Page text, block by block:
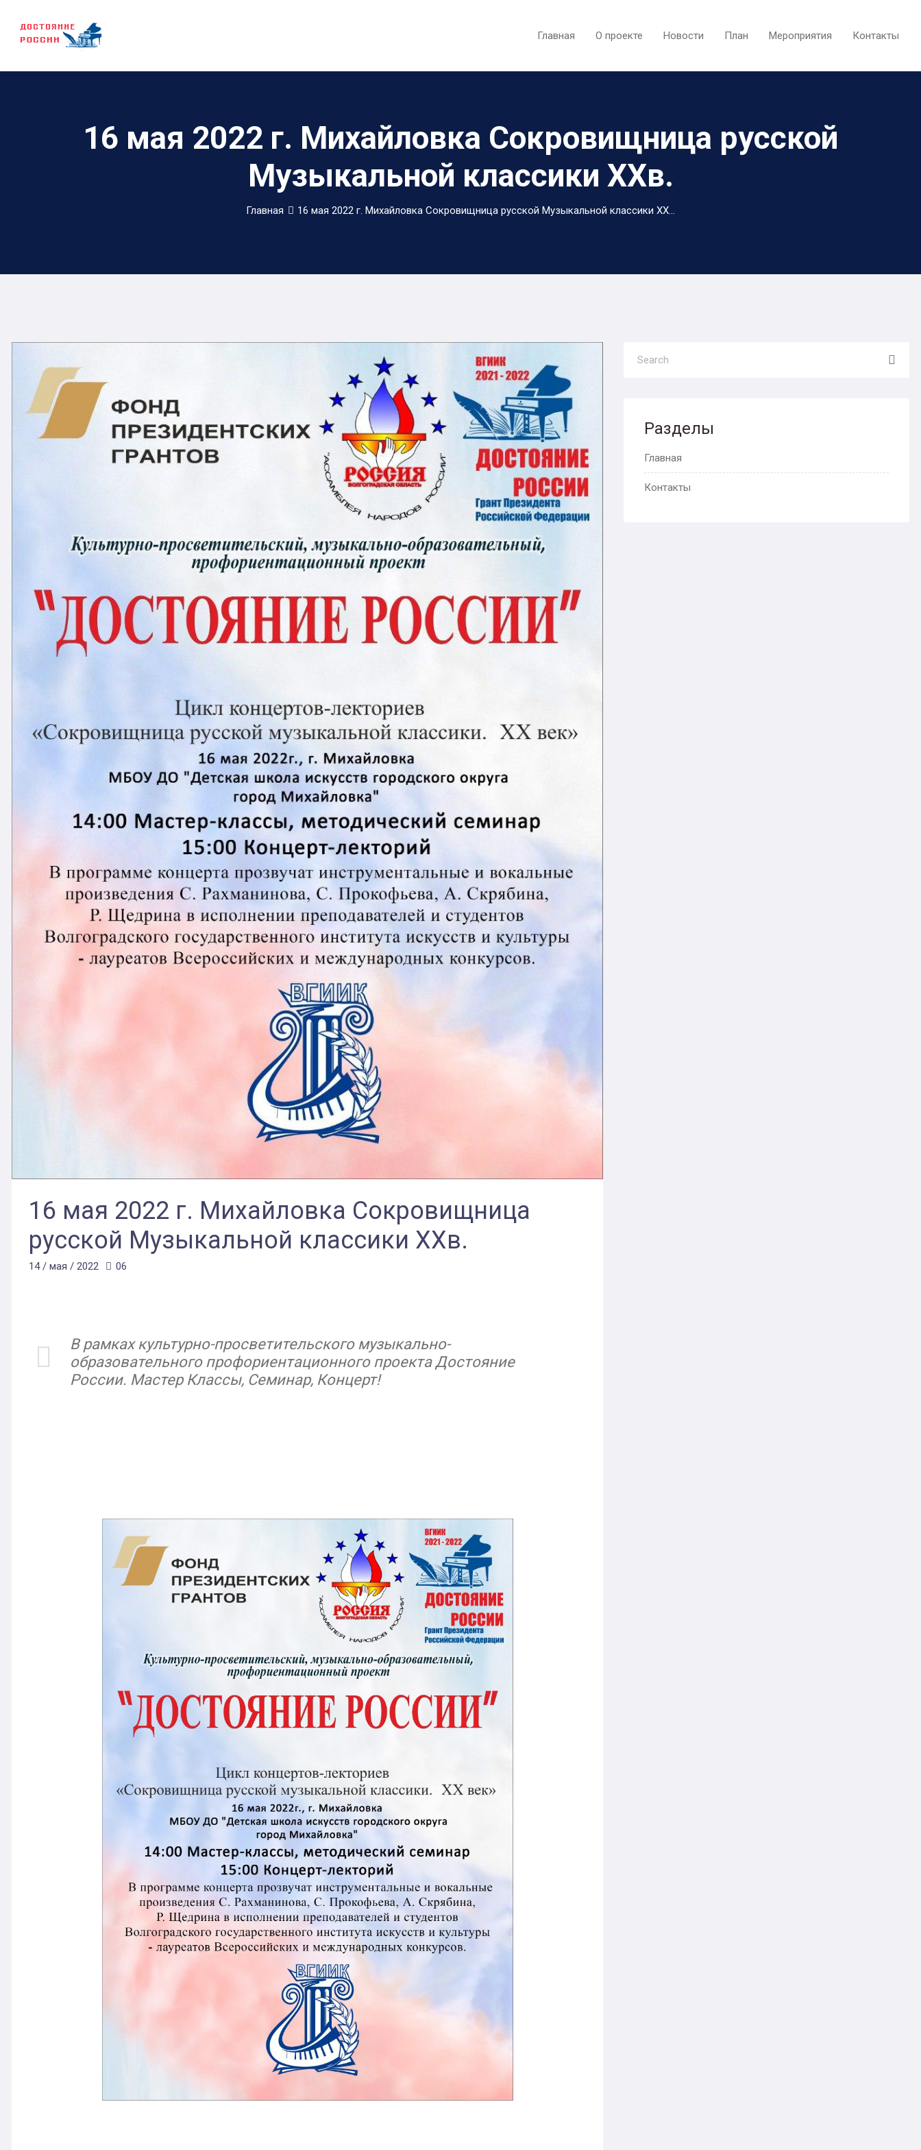
Главная О проекте Новости План Мероприятия Контакты
16 мая 2022 г. Михайловка Сокровищница русской
Музыкальной классики XXв.
Главная 16 мая 2022 г. Михайловка Сокровищница русской Музыкальной классики XX...
16 мая 2022 г. Михайловка Сокровищница
русской Музыкальной классики XXв.
14 / мая / 2022 06
В рамках культурно-просветительского музыкально-
образовательного профориентационного проекта Достояние
России. Мастер Классы, Семинар, Концерт!
Разделы
Главная
Контакты